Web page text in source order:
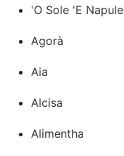
'O Sole 'E Napule
Agorà
Aia
Alcisa
Alimentha